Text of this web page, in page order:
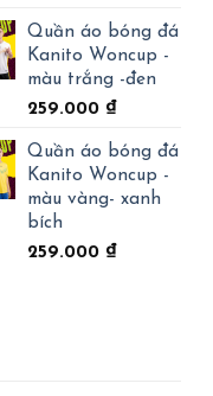
Quần áo bóng đá
Kanito Woncup -
màu trắng -đen
259.000 ₫
Quần áo bóng đá
Kanito Woncup -
màu vàng- xanh
bích
259.000 ₫